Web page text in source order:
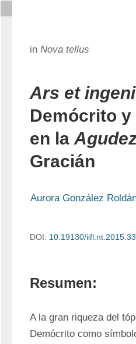
in Nova tellus
Ars et
Demócrito
en la
Gracián
Aurora González
DOI: 10.19130/
Resumen:
A la gran riqueza del
Demócrito como